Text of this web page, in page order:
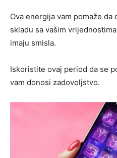
Ova energija vam pomaže
skladu sa vašim
imaju smisla.
Iskoristite ovaj period da se
vam donosi zadovoljstvo.